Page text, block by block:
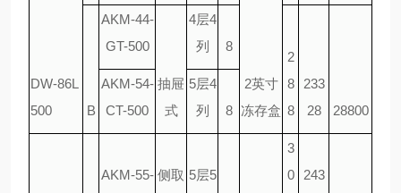
DW-86L
500
2英寸
冻存盒
B
AKM-44-
GT-500
抽屉
式
4层4
列
8
2
8
8
233
28
28800
AKM-54-
CT-500
5层4
列
8
AKM-55- 侧取 5层5
3
0
243